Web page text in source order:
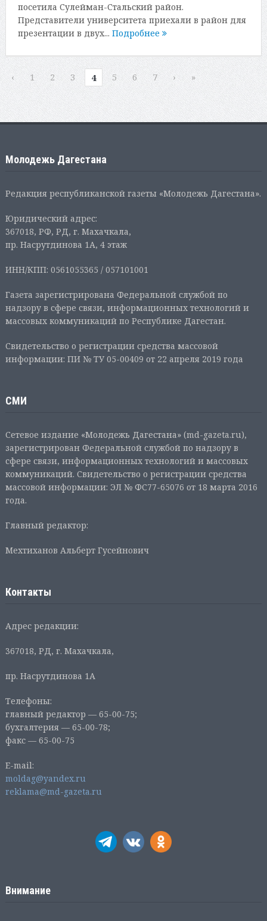
посетила Сулейман-Стальский район.
Представители университета приехали в район для
презентации в двух... Подробнее
‹ 1 2 3 4 5 6 7 › »
Молодежь Дагестана
Редакция республиканской газеты «Молодежь Дагестана».
Юридический адрес:
367018, РФ, РД, г. Махачкала,
пр. Насрутдинова 1А, 4 этаж
ИНН/КПП: 0561055365 / 057101001
Газета зарегистрирована Федеральной службой по
надзору в сфере связи, информационных технологий и
массовых коммуникаций по Республике Дагестан.
Свидетельство о регистрации средства массовой
информации: ПИ № ТУ 05-00409 от 22 апреля 2019 года
СМИ
Сетевое издание «Молодежь Дагестана» (md-gazeta.ru),
зарегистрирован Федеральной службой по надзору в
сфере связи, информационных технологий и массовых
коммуникаций. Свидетельство о регистрации средства
массовой информации: ЭЛ № ФС77-65076 от 18 марта 2016
года.
Главный редактор:
Мехтиханов Альберт Гусейнович
Контакты
Адрес редакции:
367018, РД, г. Махачкала,
пр. Насрутдинова 1А
Телефоны:
главный редактор — 65-00-75;
бухгалтерия — 65-00-78;
факс — 65-00-75
E-mail:
moldag@yandex.ru
reklama@md-gazeta.ru
Внимание